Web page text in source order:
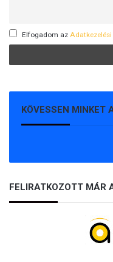
Elfogadom az
KÖVESSEN MINKET
FELIRATKOZOTT MÁR